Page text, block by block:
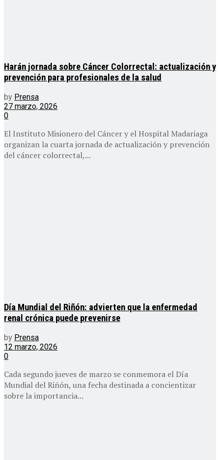
Harán jornada sobre Cáncer Colorrectal: actualización y
prevención para profesionales de la salud
by Prensa
27 marzo, 2026
0
El Instituto Misionero del Cáncer y el Hospital Madariaga
organizan la cuarta jornada de actualización y prevención
del cáncer colorrectal,...
Día Mundial del Riñón: advierten que la enfermedad
renal crónica puede prevenirse
by Prensa
12 marzo, 2026
0
Cada segundo jueves de marzo se conmemora el Día
Mundial del Riñón, una fecha destinada a concientizar
sobre la importancia...